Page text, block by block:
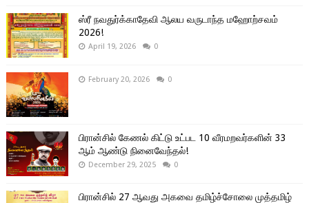
ஸ்ரீ நவதுர்க்காதேவி ஆலய வருடாந்த மஹோற்சவம்
2026!
April 19, 2026 0
February 20, 2026 0
பிரான்சில் கேணல் கிட்டு உட்பட 10 வீரமறவர்களின் 33
ஆம் ஆண்டு நினைவேந்தல்!
December 29, 2025 0
பிரான்சில் 27 ஆவது அகவை தமிழ்ச்சோலை முத்தமிழ்